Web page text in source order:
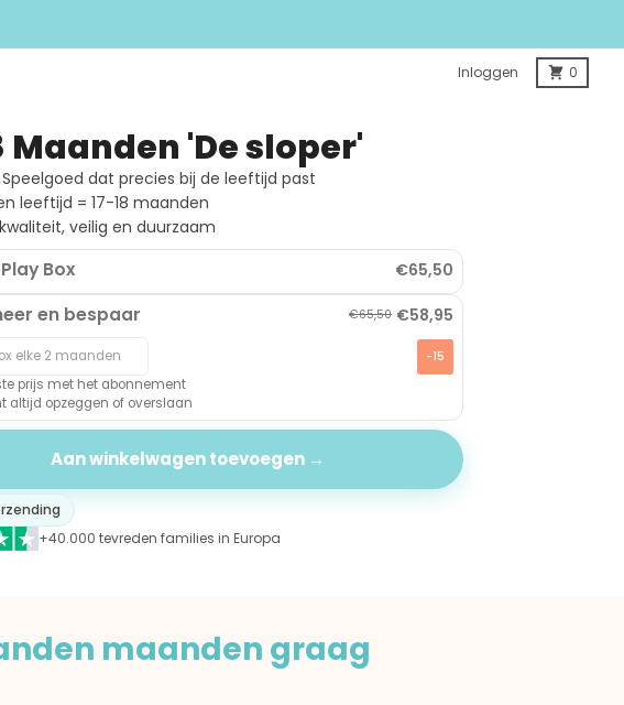
Inloggen 0
Maanden 'De sloper'
dat precies bij de leeftijd past
leeftijd = 17-18 maanden
veilig en duurzaam
Box €65,50
en bespaar €65,50 €58,95
-15
prijs met het abonnement
altijd opzeggen of overslaan
Aan winkelwagen toevoegen →
+40.000 tevreden families in Europa
maanden graag